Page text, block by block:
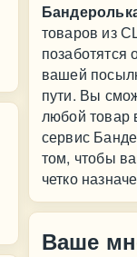
товаров из
позаботятся
вашей
пути. Вы
любой
сервис
том, чтобы
четко
Ваше